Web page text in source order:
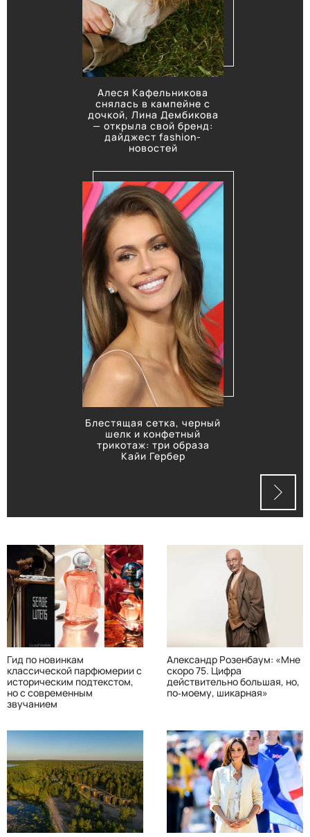
Алеся Кафельникова
снялась в кампейне с
дочкой, Лина Дембикова
— открыла свой бренд:
дайджест fashion-
новостей
Блестящая сетка, черный
шелк и конфетный
трикотаж: три образа
Кайи Гербер
Гид по новинкам
классической парфюмерии с
историческим подтекстом,
но с современным
звучанием
Александр Розенбаум: «Мне
скоро 75. Цифра
действительно большая, но,
по‑моему, шикарная»